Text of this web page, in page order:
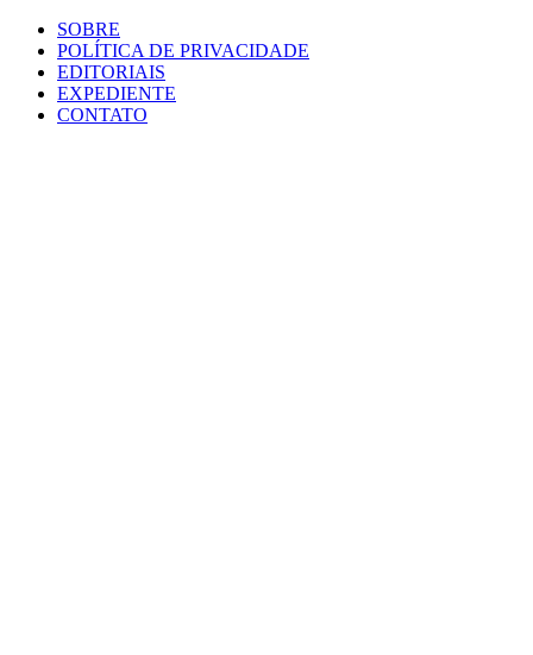
SOBRE
POLÍTICA DE PRIVACIDADE
EDITORIAIS
EXPEDIENTE
CONTATO